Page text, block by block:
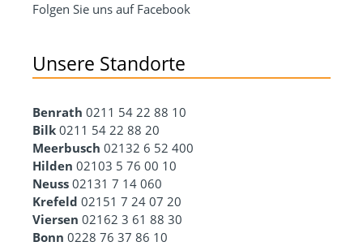
Folgen Sie uns auf Facebook
Unsere Standorte
Benrath 0211 54 22 88 10
Bilk 0211 54 22 88 20
Meerbusch 02132 6 52 400
Hilden 02103 5 76 00 10
Neuss 02131 7 14 060
Krefeld 02151 7 24 07 20
Viersen 02162 3 61 88 30
Bonn 0228 76 37 86 10